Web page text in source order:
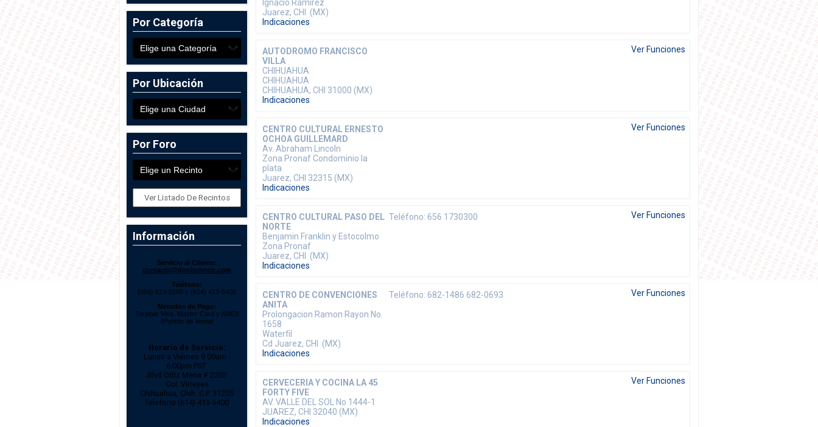
Por Categoría
Por Ubicación
Por Foro
Ver Listado De Recintos
Información
Servicio al Cliente:
contacto@donboleton.com
Teléfono:
(656) 613-0100 y (614) 413-5400
Metodos de Pago:
Tarjetas Visa, Master Card y AMEX
(Puntos de Venta)
Horario de Servicio:
Lunes a Viernes 9:00am -
6:00pm PST
Blvd Ortiz Mena # 2203
Col. Virreyes
Chihuahua, Chih. C.P. 31205
Telefono (614) 413-5400
Ignacio Ramirez
Juarez, CHI (MX)
Indicaciones
AUTODROMO FRANCISCO
VILLA
CHIHUAHUA
CHIHUAHUA
CHIHUAHUA, CHI 31000 (MX)
Indicaciones
Ver Funciones
CENTRO CULTURAL ERNESTO
OCHOA GUILLEMARD
Av. Abraham Lincoln
Zona Pronaf Condominio la
plata
Juarez, CHI 32315 (MX)
Indicaciones
Ver Funciones
CENTRO CULTURAL PASO DEL
NORTE
Benjamin Franklin y Estocolmo
Zona Pronaf
Juarez, CHI (MX)
Indicaciones
Teléfono: 656 1730300 Ver Funciones
CENTRO DE CONVENCIONES
ANITA
Prolongacion Ramon Rayon No.
1658
Waterfil
Cd Juarez, CHI (MX)
Indicaciones
Teléfono: 682-1486 682-0693 Ver Funciones
CERVECERIA Y COCINA LA 45
FORTY FIVE
AV. VALLE DEL SOL No 1444-1
JUAREZ, CHI 32040 (MX)
Indicaciones
Ver Funciones